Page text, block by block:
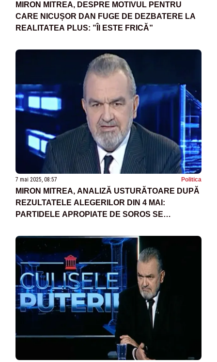
MIRON MITREA, DESPRE MOTIVUL PENTRU
CARE NICUȘOR DAN FUGE DE DEZBATERE LA
REALITATEA PLUS: ”ÎI ESTE FRICĂ”
7 mai 2025, 08:57 Politica
MIRON MITREA, ANALIZĂ USTURĂTOARE DUPĂ
REZULTATELE ALEGERILOR DIN 4 MAI:
PARTIDELE APROPIATE DE SOROS SE
RĂMÂNE LA PUTERE